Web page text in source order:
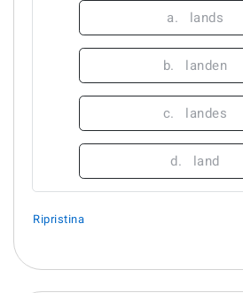
a. lands
b. landen
c. landes
d. land
Ripristina